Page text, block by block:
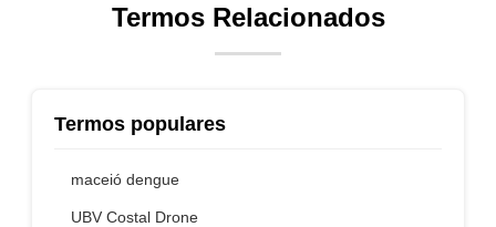
Termos Relacionados
Termos populares
maceió dengue
UBV Costal Drone